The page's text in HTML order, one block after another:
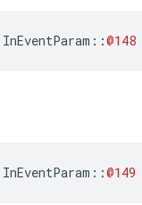
InEventParam ::@148
InEventParam ::@149